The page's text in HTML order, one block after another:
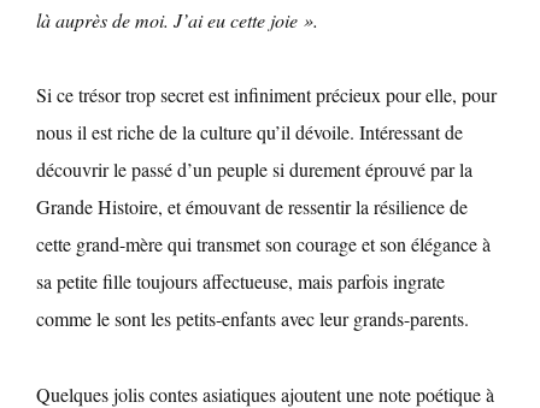
là auprès de moi. J’ai eu cette joie ».
Si ce trésor trop secret est infiniment précieux pour elle, pour
nous il est riche de la culture qu’il dévoile. Intéressant de
découvrir le passé d’un peuple si durement éprouvé par la
Grande Histoire, et émouvant de ressentir la résilience de
cette grand-mère qui transmet son courage et son élégance à
sa petite fille toujours affectueuse, mais parfois ingrate
comme le sont les petits-enfants avec leur grands-parents.
Quelques jolis contes asiatiques ajoutent une note poétique à